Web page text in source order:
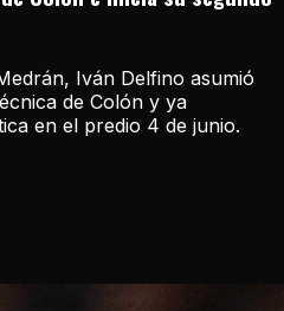
Iván Delfino asumió
de Colón y ya
en el predio 4 de junio.